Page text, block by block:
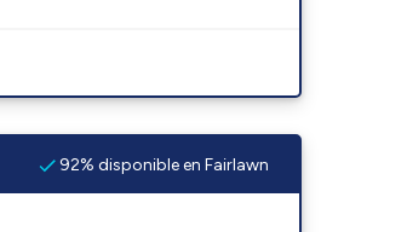
92% disponible en Fairlawn